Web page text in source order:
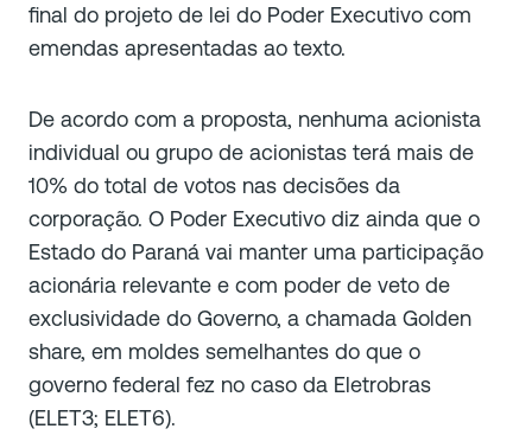
final do projeto de lei do Poder Executivo com
emendas apresentadas ao texto.
De acordo com a proposta, nenhuma acionista
individual ou grupo de acionistas terá mais de
10% do total de votos nas decisões da
corporação. O Poder Executivo diz ainda que o
Estado do Paraná vai manter uma participação
acionária relevante e com poder de veto de
exclusividade do Governo, a chamada Golden
share, em moldes semelhantes do que o
governo federal fez no caso da Eletrobras
(ELET3; ELET6).